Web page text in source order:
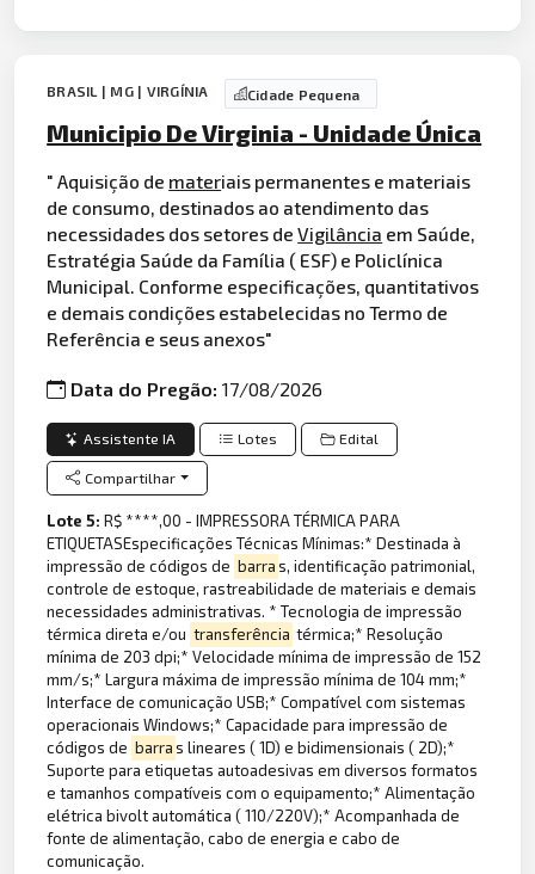
BRASIL | MG | VIRGÍNIA Cidade Pequena
Municipio De Virginia - Unidade Única
" Aquisição de materiais permanentes e materiais
de consumo, destinados ao atendimento das
necessidades dos setores deVigilância em Saúde,
Estratégia Saúde da Família ( ESF) e Policlínica
Municipal. Conforme especificações, quantitativos
e demais condições estabelecidas no Termo de
Referência e seus anexos"
Data do Pregão:17/08/2026
Assistente IA Lotes Edital
Compartilhar
Lote 5:R$ ****,00 - IMPRESSORA TÉRMICA PARA
ETIQUETASEspecificações Técnicas Mínimas:* Destinada à
impressão de códigos de barras, identificação patrimonial,
controle de estoque, rastreabilidade de materiais e demais
necessidades administrativas. * Tecnologia de impressão
térmica direta e/ou transferência térmica;* Resolução
mínima de 203 dpi;* Velocidade mínima de impressão de 152
mm/s;* Largura máxima de impressão mínima de 104 mm;*
Interface de comunicação USB;* Compatível com sistemas
operacionais Windows;* Capacidade para impressão de
códigos de barras lineares ( 1D) e bidimensionais ( 2D);*
Suporte para etiquetas autoadesivas em diversos formatos
e tamanhos compatíveis com o equipamento;* Alimentação
elétrica bivolt automática ( 110/220V);* Acompanhada de
fonte de alimentação, cabo de energia e cabo de
comunicação.